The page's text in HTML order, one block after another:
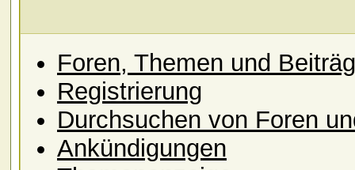
Foren, Themen und
Registrierung
Durchsuchen von Foren
Ankündigungen